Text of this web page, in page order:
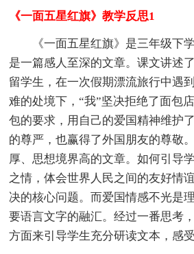
《一面五星红旗》教学反思1
《一面五星红旗》是三年级下学
是一篇感人至深的文章。课文讲述
留学生，在一次假期漂流旅行中遇
难的处境下，“我”坚决拒绝了面包
包的要求，用自己的爱国精神维护
的尊严，也赢得了外国朋友的尊敬
厚、思想境界高的文章。如何引导
之情，体会世界人民之间的友好情
决的核心问题。而爱国情感不光是
要语言文字的融汇。经过一番思考
方面来引导学生充分研读文本，感